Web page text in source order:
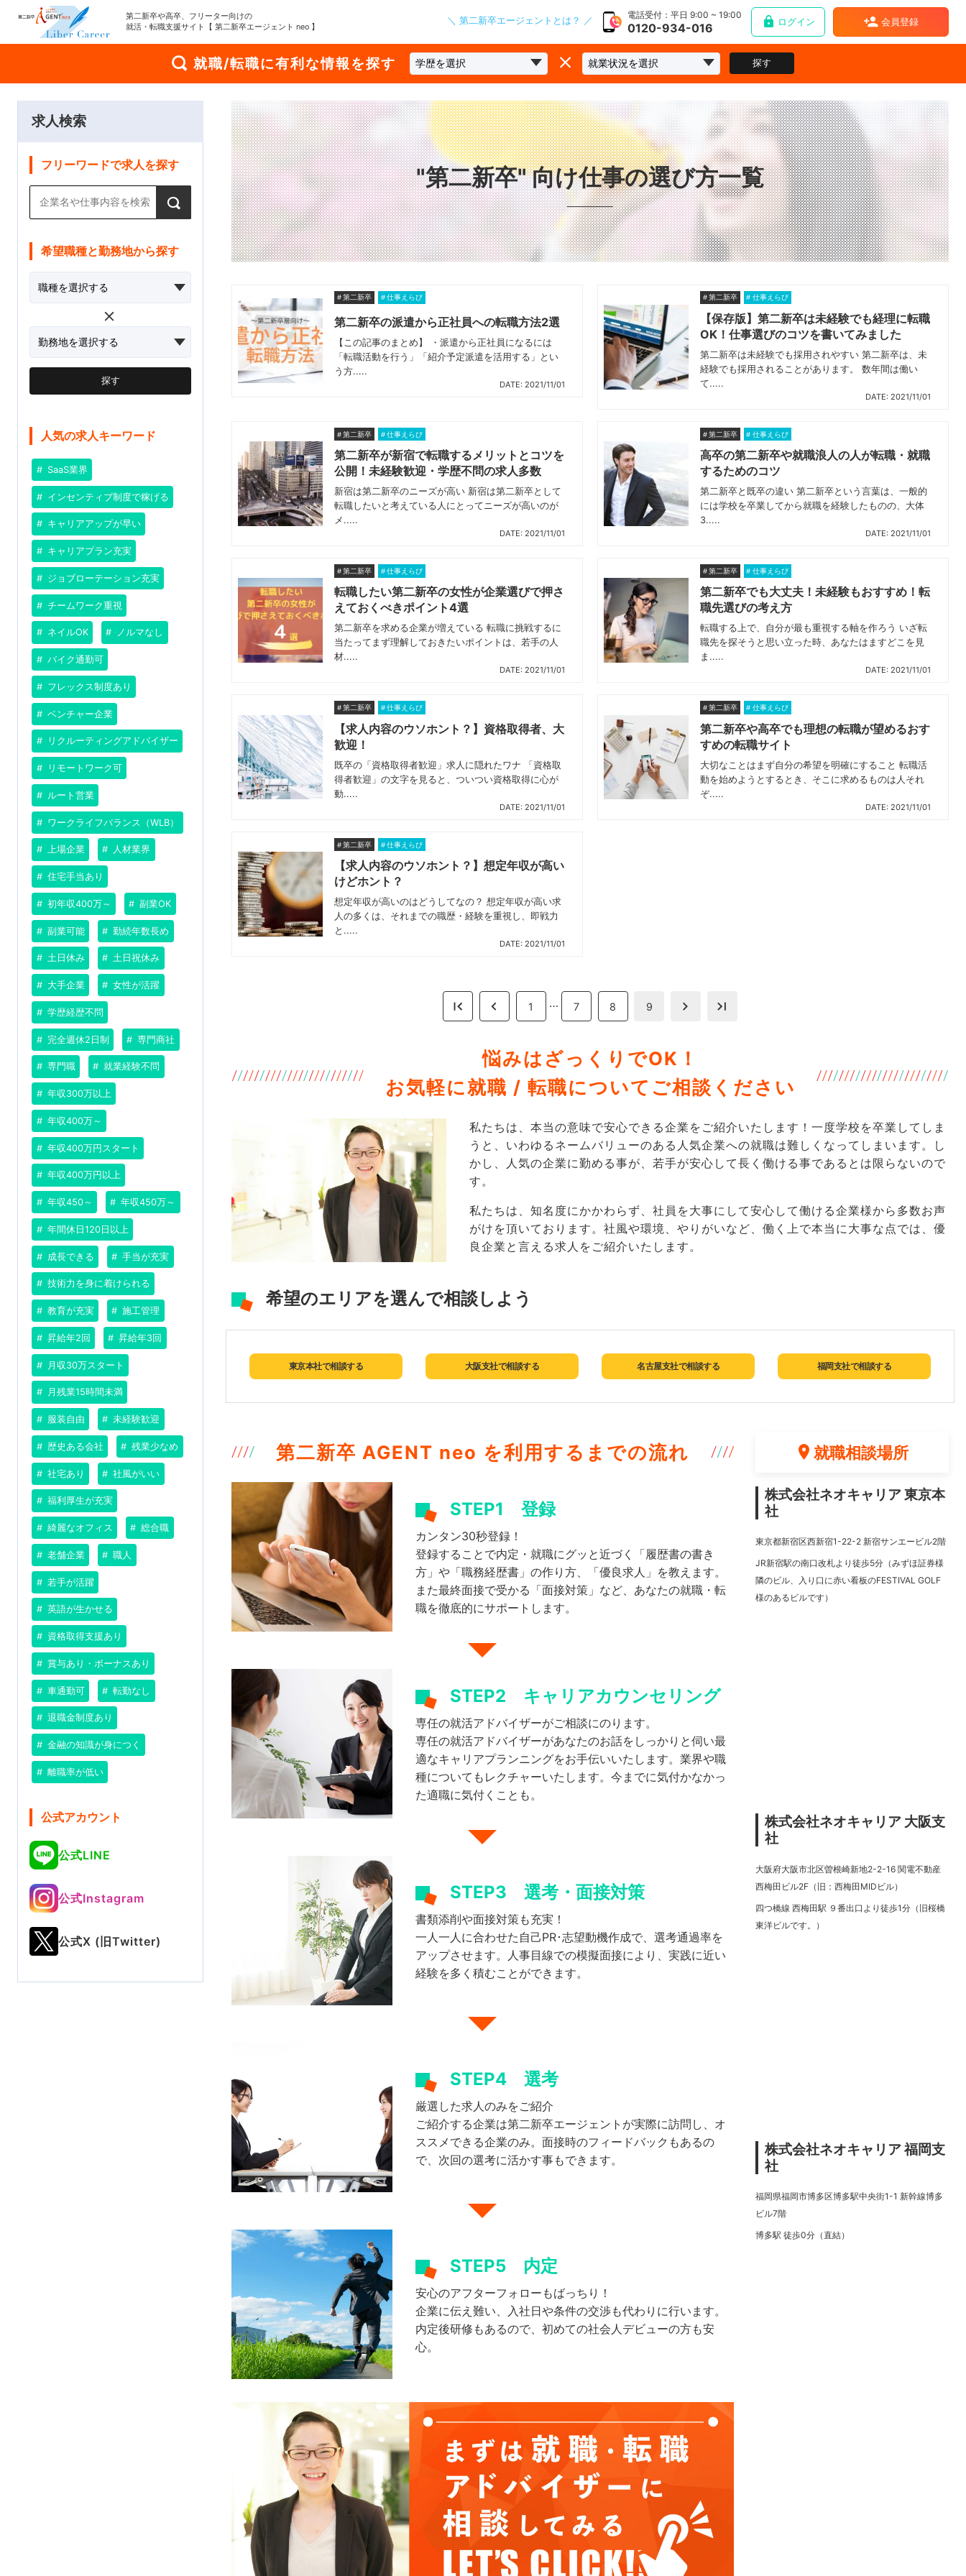
第二新卒や高卒、フリーター向けの
就活・転職支援サイト【 第二新卒エージェント neo 】
＼ 第二新卒エージェントとは？ ／ 電話受付：平日 9:00 ~ 19:00
0120-934-016 ログイン 会員登録
就職/転職に有利な情報を探す 探す
求人検索
フリーワードで求人を探す
希望職種と勤務地から探す
探す
人気の求人キーワード
SaaS業界
インセンティブ制度で稼げる
キャリアアップが早い
キャリアプラン充実
ジョブローテーション充実
チームワーク重視
ネイルOK ノルマなし
バイク通勤可
フレックス制度あり
ベンチャー企業
リクルーティングアドバイザー
リモートワーク可
ルート営業
ワークライフバランス（WLB）
上場企業 人材業界
住宅手当あり
初年収400万～ 副業OK
副業可能 勤続年数長め
土日休み 土日祝休み
大手企業 女性が活躍
学歴経歴不問
完全週休2日制 専門商社
専門職 就業経験不問
年収300万以上
年収400万～
年収400万円スタート
年収400万円以上
年収450～ 年収450万～
年間休日120日以上
成長できる 手当が充実
技術力を身に着けられる
教育が充実 施工管理
昇給年2回 昇給年3回
月収30万スタート
月残業15時間未満
服装自由 未経験歓迎
歴史ある会社 残業少なめ
社宅あり 社風がいい
福利厚生が充実
綺麗なオフィス 総合職
老舗企業 職人
若手が活躍
英語が生かせる
資格取得支援あり
賞与あり・ボーナスあり
車通勤可 転勤なし
退職金制度あり
金融の知識が身につく
離職率が低い
公式アカウント
公式LINE
公式Instagram
公式X (旧Twitter)
"第二新卒" 向け仕事の選び方一覧
第二新卒 仕事えらび
第二新卒の派遣から正社員への転職方法2選
【この記事のまとめ】 ・派遣から正社員になるには
「転職活動を行う」「紹介予定派遣を活用する」とい
う方.....
DATE: 2021/11/01
第二新卒 仕事えらび
【保存版】第二新卒は未経験でも経理に転職
OK！仕事選びのコツを書いてみました
第二新卒は未経験でも採用されやすい 第二新卒は、未
経験でも採用されることがあります。 数年間は働い
て.....
DATE: 2021/11/01
第二新卒 仕事えらび
第二新卒が新宿で転職するメリットとコツを
公開！未経験歓迎・学歴不問の求人多数
新宿は第二新卒のニーズが高い 新宿は第二新卒として
転職したいと考えている人にとってニーズが高いのが
メ.....
DATE: 2021/11/01
第二新卒 仕事えらび
高卒の第二新卒や就職浪人の人が転職・就職
するためのコツ
第二新卒と既卒の違い 第二新卒という言葉は、一般的
には学校を卒業してから就職を経験したものの、大体
3.....
DATE: 2021/11/01
第二新卒 仕事えらび
転職したい第二新卒の女性が企業選びで押さ
えておくべきポイント4選
第二新卒を求める企業が増えている 転職に挑戦するに
当たってまず理解しておきたいポイントは、若手の人
材.....
DATE: 2021/11/01
第二新卒 仕事えらび
第二新卒でも大丈夫！未経験もおすすめ！転
職先選びの考え方
転職する上で、自分が最も重視する軸を作ろう いざ転
職先を探そうと思い立った時、あなたはますどこを見
ま.....
DATE: 2021/11/01
第二新卒 仕事えらび
【求人内容のウソホント？】資格取得者、大
歓迎！
既卒の「資格取得者歓迎」求人に隠れたワナ 「資格取
得者歓迎」の文字を見ると、ついつい資格取得に心が
動.....
DATE: 2021/11/01
第二新卒 仕事えらび
第二新卒や高卒でも理想の転職が望めるおす
すめの転職サイト
大切なことはまず自分の希望を明確にすること 転職活
動を始めようとするとき、そこに求めるものは人それ
ぞ.....
DATE: 2021/11/01
第二新卒 仕事えらび
【求人内容のウソホント？】想定年収が高い
けどホント？
想定年収が高いのはどうしてなの？ 想定年収が高い求
人の多くは、それまでの職歴・経験を重視し、即戦力
と.....
DATE: 2021/11/01
1 … 7 8 9
悩みはざっくりでOK！
お気軽に就職 / 転職についてご相談ください
私たちは、本当の意味で安心できる企業をご紹介いたします！一度学校を卒業してしま
うと、いわゆるネームバリューのある人気企業への就職は難しくなってしまいます。し
かし、人気の企業に勤める事が、若手が安心して長く働ける事であるとは限らないので
す。
私たちは、知名度にかかわらず、社員を大事にして安心して働ける企業様から多数お声
がけを頂いております。社風や環境、やりがいなど、働く上で本当に大事な点では、優
良企業と言える求人をご紹介いたします。
希望のエリアを選んで相談しよう
東京本社で相談する 大阪支社で相談する 名古屋支社で相談する 福岡支社で相談する
第二新卒 AGENT neo を利用するまでの流れ
STEP1 登録
カンタン30秒登録！
登録することで内定・就職にグッと近づく「履歴書の書き
方」や「職務経歴書」の作り方、「優良求人」を教えます。
また最終面接で受かる「面接対策」など、あなたの就職・転
職を徹底的にサポートします。
STEP2 キャリアカウンセリング
専任の就活アドバイザーがご相談にのります。
専任の就活アドバイザーがあなたのお話をしっかりと伺い最
適なキャリアプランニングをお手伝いいたします。業界や職
種についてもレクチャーいたします。今までに気付かなかっ
た適職に気付くことも。
STEP3 選考・面接対策
書類添削や面接対策も充実！
一人一人に合わせた自己PR･志望動機作成で、選考通過率を
アップさせます。人事目線での模擬面接により、実践に近い
経験を多く積むことができます。
STEP4 選考
厳選した求人のみをご紹介
ご紹介する企業は第二新卒エージェントが実際に訪問し、オ
ススメできる企業のみ。面接時のフィードバックもあるの
で、次回の選考に活かす事もできます。
STEP5 内定
安心のアフターフォローもばっちり！
企業に伝え難い、入社日や条件の交渉も代わりに行います。
内定後研修もあるので、初めての社会人デビューの方も安
心。
就職相談場所
株式会社ネオキャリア 東京本
社
東京都新宿区西新宿1-22-2 新宿サンエービル2階
JR新宿駅の南口改札より徒歩5分（みずほ証券様
隣のビル、入り口に赤い看板のFESTIVAL GOLF
様のあるビルです）
株式会社ネオキャリア 大阪支
社
大阪府大阪市北区曽根崎新地2-2-16 関電不動産
西梅田ビル2F（旧：西梅田MIDビル）
四つ橋線 西梅田駅 ９番出口より徒歩1分（旧桜橋
東洋ビルです。）
株式会社ネオキャリア 福岡支
社
福岡県福岡市博多区博多駅中央街1-1 新幹線博多
ビル7階
博多駅 徒歩0分（直結）